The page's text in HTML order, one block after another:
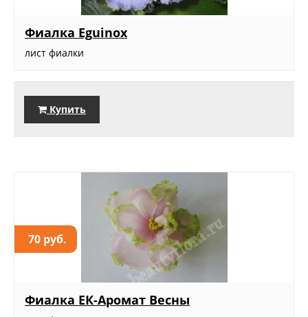
Фиалка Eguinox
лист фиалки
Купить
70 руб.
Фиалка ЕК-Аромат Весны